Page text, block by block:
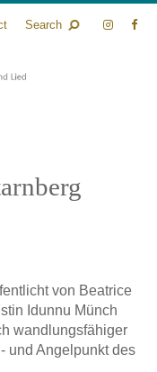
Search
von Beatrice
Idunnu Münch
wandlungsfähiger
und Angelpunkt des